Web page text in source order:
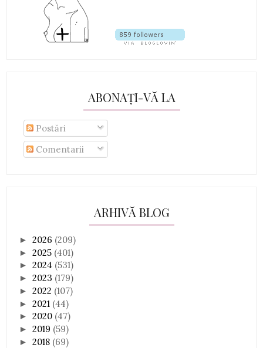
ABONAȚI-VĂ LA
Postări
Comentarii
ARHIVĂ BLOG
►2026 (209)
►2025 (401)
►2024 (531)
►2023 (179)
►2022 (107)
►2021 (44)
►2020 (47)
►2019 (59)
►2018 (69)